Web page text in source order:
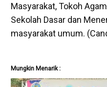
Masyarakat, Tokoh
Sekolah Dasar dan
masyarakat umum.
Mungkin Menarik :